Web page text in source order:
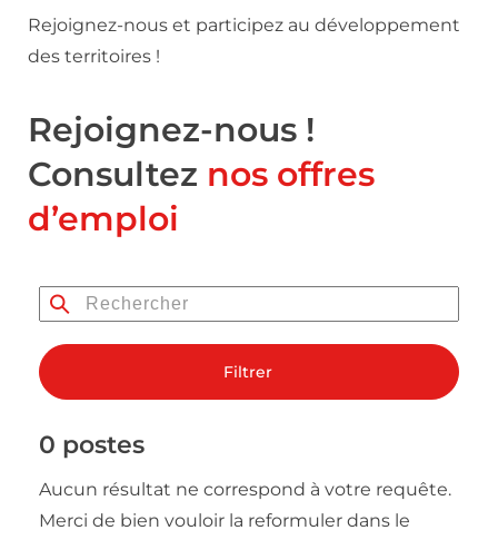
Rejoignez-nous et participez au développement
des territoires !
Rejoignez-nous !
Consultez nos offres
d’emploi
Filtrer
0 postes
Aucun résultat ne correspond à votre requête.
Merci de bien vouloir la reformuler dans le